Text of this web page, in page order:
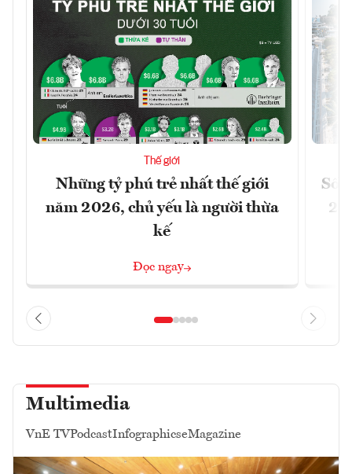
Thế giới
Những tỷ phú trẻ nhất thế giới
năm 2026, chủ yếu là người thừa
kế
Đọc ngay
Số
Multimedia
VnE TVPodcastInfographicseMagazine